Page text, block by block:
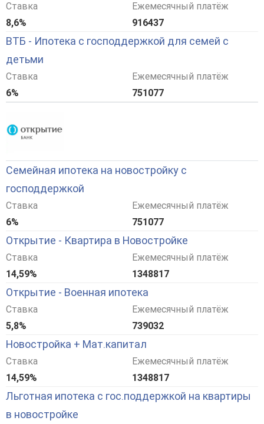
Ставка
8,6%
Ежемесячный платёж
916437
ВТБ - Ипотека с господдержкой для семей с
детьми
Ставка
6%
Ежемесячный платёж
751077
Семейная ипотека на новостройку с
господдержкой
Ставка
6%
Ежемесячный платёж
751077
Открытие - Квартира в Новостройке
Ставка
14,59%
Ежемесячный платёж
1348817
Открытие - Военная ипотека
Ставка
5,8%
Ежемесячный платёж
739032
Новостройка + Мат.капитал
Ставка
14,59%
Ежемесячный платёж
1348817
Льготная ипотека с гос.поддержкой на квартиры
в новостройке